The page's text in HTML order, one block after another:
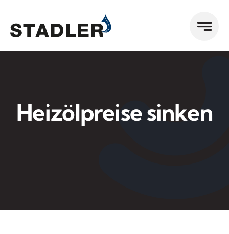
Inhalt
springen
Heizölpreise sinken